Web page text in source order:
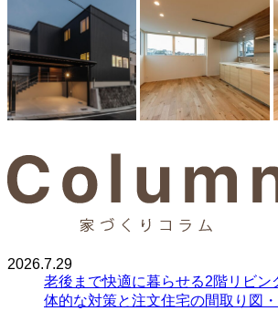
2026.7.29
老後まで快適に暮らせる2階リビン
体的な対策と注文住宅の間取り図